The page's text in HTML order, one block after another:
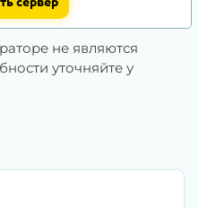
не являются
уточняйте у